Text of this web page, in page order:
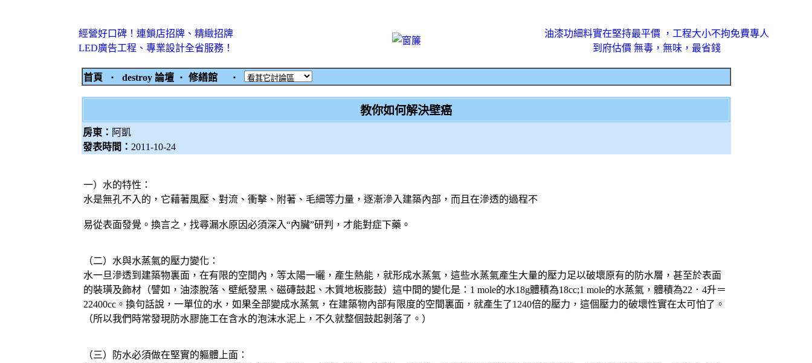
經營好口碑！連鎖店招牌、精緻招牌
LED廣告工程、專業設計全省服務！
油漆功細料實在堅持最平價 ，工程大小不拘免費專人
到府估價 無毒，無味，最省錢
首頁 ‧ destroy 論壇 ‧ 修繕館 ‧
教你如何解決壁癌
房東： 阿凱
發表時間： 2011-10-24
一）水的特性：
水是無孔不入的，它藉著風壓、對流、衝擊、附著、毛細等力量，逐漸滲入建築內部，而且在滲透的過程不
易從表面發覺。換言之，找尋漏水原因必須深入“內臟”研判，才能對症下藥。
（二）水與水蒸氣的壓力變化：
水一旦滲透到建築物裏面，在有限的空間內，等太陽一曬，產生熱能，就形成水蒸氣，這些水蒸氣產生大量的壓力足以破壞原有的防水層，甚至於表面
的裝璜及飾材（譬如，油漆脫落、壁紙發黑、磁磚鼓起、木質地板膨鼓）這中間的變化是：1 mole的水18g體積為18cc;1 mole的水蒸氣，體積為22．4升＝
22400cc。換句話說，一單位的水，如果全部變成水蒸氣，在建築物內部有限度的空間裏面，就產生了1240倍的壓力，這個壓力的破壞性實在太可怕了。
（所以我們時常發現防水膠施工在含水的泡沫水泥上，不久就整個鼓起剝落了。）
（三）防水必須做在堅實的軀體上面：